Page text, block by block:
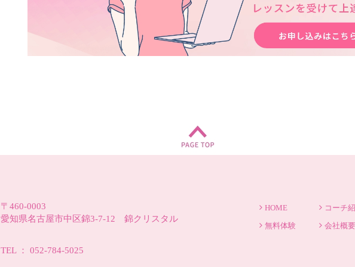
〒460-0003
愛知県名古屋市中区錦3-7-12 錦クリスタル
TEL ： 052-784-5025
HOME コーチ
無料体験
会社概要